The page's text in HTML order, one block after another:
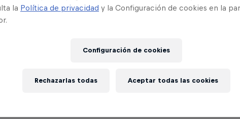
la Política de privacidad y la Configuración de cookies en la
Configuración de cookies
Rechazarlas todas Aceptar todas las cookies